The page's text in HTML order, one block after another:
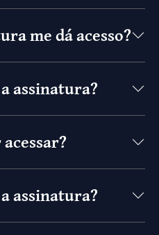
me dá acesso?
assinatura?
assinatura?